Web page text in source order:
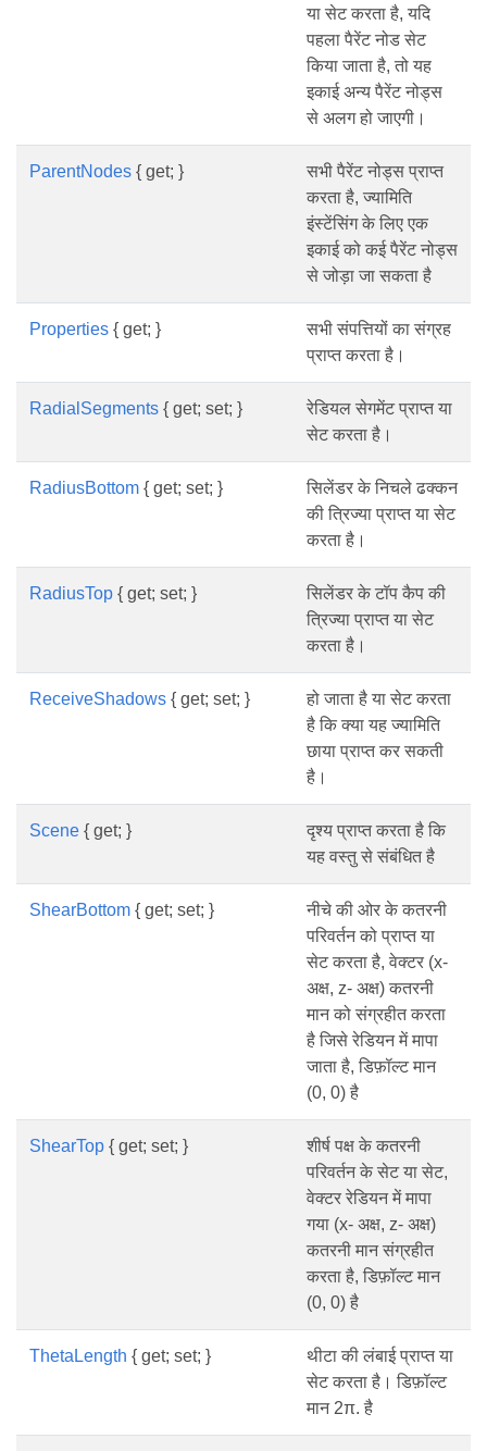
या सेट करता है, यदि
पहला पैरेंट नोड सेट
किया जाता है, तो यह
इकाई अन्य पैरेंट नोड्स
से अलग हो जाएगी।
ParentNodes { get; }
सभी पैरेंट नोड्स प्राप्त
करता है, ज्यामिति
इंस्टेंसिंग के लिए एक
इकाई को कई पैरेंट नोड्स
से जोड़ा जा सकता है
Properties { get; }
सभी संपत्तियों का संग्रह
प्राप्त करता है।
RadialSegments { get; set; }
रेडियल सेगमेंट प्राप्त या
सेट करता है।
RadiusBottom { get; set; }
सिलेंडर के निचले ढक्कन
की त्रिज्या प्राप्त या सेट
करता है।
RadiusTop { get; set; }
सिलेंडर के टॉप कैप की
त्रिज्या प्राप्त या सेट
करता है।
ReceiveShadows { get; set; }
हो जाता है या सेट करता
है कि क्या यह ज्यामिति
छाया प्राप्त कर सकती
है।
Scene { get; }
दृश्य प्राप्त करता है कि
यह वस्तु से संबंधित है
ShearBottom { get; set; }
नीचे की ओर के कतरनी
परिवर्तन को प्राप्त या
सेट करता है, वेक्टर (x-
अक्ष, z- अक्ष) कतरनी
मान को संग्रहीत करता
है जिसे रेडियन में मापा
जाता है, डिफ़ॉल्ट मान
(0, 0) है
ShearTop { get; set; }
शीर्ष पक्ष के कतरनी
परिवर्तन के सेट या सेट,
वेक्टर रेडियन में मापा
गया (x- अक्ष, z- अक्ष)
कतरनी मान संग्रहीत
करता है, डिफ़ॉल्ट मान
(0, 0) है
ThetaLength { get; set; }
थीटा की लंबाई प्राप्त या
सेट करता है। डिफ़ॉल्ट
मान 2π. है